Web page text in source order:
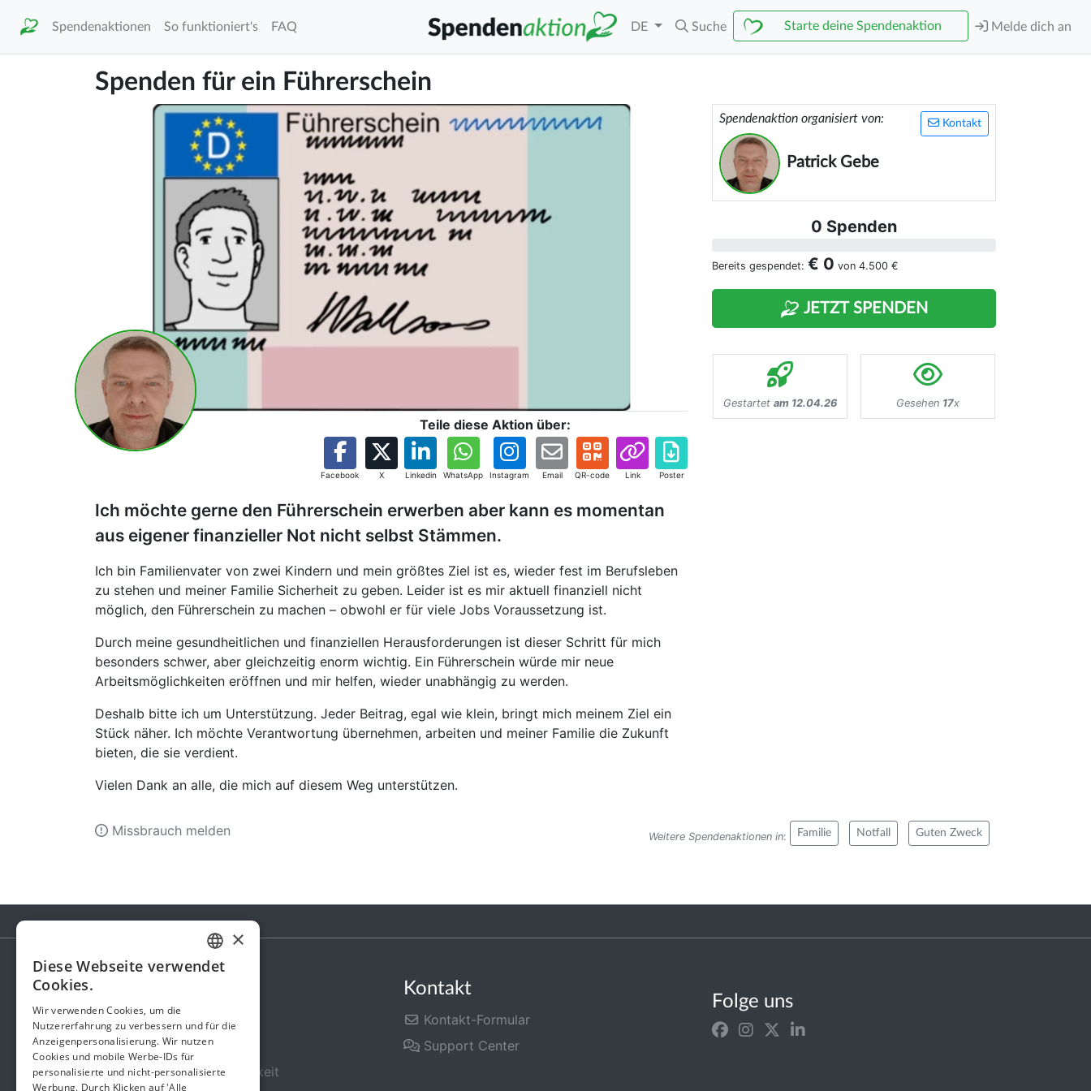
Spendenaktionen So funktioniert's FAQ DE Suche Starte deine Spendenaktion Melde dich an
Spenden für ein Führerschein
Teile diese Aktion über:
Facebook X Linkedin WhatsApp Instagram Email QR-code Link Poster
Ich möchte gerne den Führerschein erwerben aber kann es momentan
aus eigener finanzieller Not nicht selbst Stämmen.
Ich bin Familienvater von zwei Kindern und mein größtes Ziel ist es, wieder fest im Berufsleben
zu stehen und meiner Familie Sicherheit zu geben. Leider ist es mir aktuell finanziell nicht
möglich, den Führerschein zu machen – obwohl er für viele Jobs Voraussetzung ist.
Durch meine gesundheitlichen und finanziellen Herausforderungen ist dieser Schritt für mich
besonders schwer, aber gleichzeitig enorm wichtig. Ein Führerschein würde mir neue
Arbeitsmöglichkeiten eröffnen und mir helfen, wieder unabhängig zu werden.
Deshalb bitte ich um Unterstützung. Jeder Beitrag, egal wie klein, bringt mich meinem Ziel ein
Stück näher. Ich möchte Verantwortung übernehmen, arbeiten und meiner Familie die Zukunft
bieten, die sie verdient.
Vielen Dank an alle, die mich auf diesem Weg unterstützen.
Kontakt
Spendenaktion organisiert von:
Patrick Gebe
0 Spenden
Bereits gespendet: € 0 von 4.500 €
JETZT SPENDEN
Gestartet am 12.04.26 Gesehen 17x
Weitere Spendenaktionen in: Familie Notfall Guten Zweck
Missbrauch melden
Gebühren
Über uns
Sicherheit und Zuverlässigkeit
Kontakt
Kontakt-Formular
Support Center
Folge uns
GERMAN
×
Diese Webseite verwendet
Cookies.
Wir verwenden Cookies, um die
Nutzererfahrung zu verbessern und für die
Anzeigenpersonalisierung. Wir nutzen
Cookies und mobile Werbe-IDs für
personalisierte und nicht-personalisierte
Werbung. Durch Klicken auf 'Alle